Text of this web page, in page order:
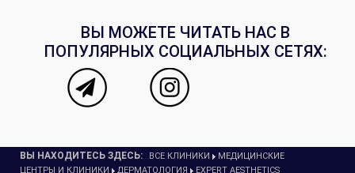
ВЫ МОЖЕТЕ ЧИТАТЬ НАС В
ПОПУЛЯРНЫХ СОЦИАЛЬНЫХ СЕТЯХ:
ВЫ НАХОДИТЕСЬ ЗДЕСЬ: ВСЕ КЛИНИКИ
МЕДИЦИНСКИЕ
ЦЕНТРЫ И КЛИНИКИ
ДЕРМАТОЛОГИЯ EXPERT AESTHETICS